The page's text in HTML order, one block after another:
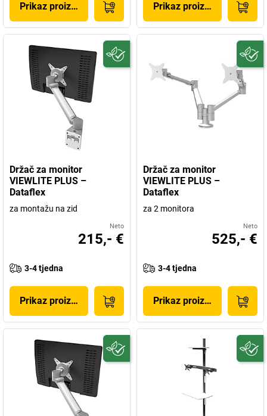
Prikaz proizvoda Prikaz proizvoda
Držač za monitor
VIEWLITE PLUS –
Dataflex
za montažu na zid
Neto
215,- €
3-4 tjedna
Prikaz proizvoda
Držač za monitor
VIEWLITE PLUS –
Dataflex
za 2 monitora
Neto
525,- €
3-4 tjedna
Prikaz proizvoda